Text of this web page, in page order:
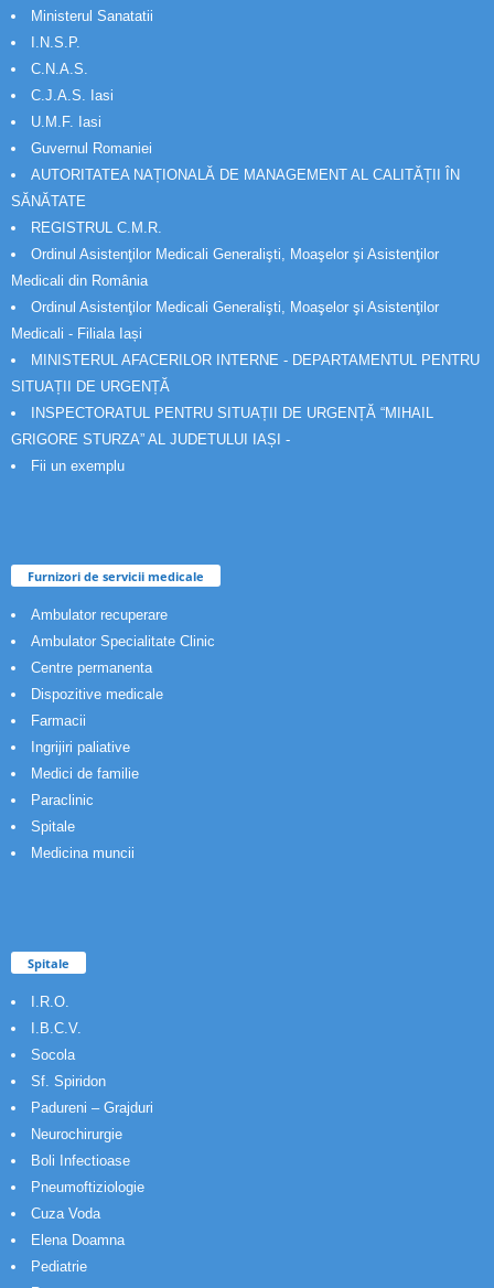
Ministerul Sanatatii
I.N.S.P.
C.N.A.S.
C.J.A.S. Iasi
U.M.F. Iasi
Guvernul Romaniei
AUTORITATEA NAȚIONALĂ DE MANAGEMENT AL CALITĂȚII ÎN
SĂNĂTATE
REGISTRUL C.M.R.
Ordinul Asistenţilor Medicali Generalişti, Moaşelor şi Asistenţilor
Medicali din România
Ordinul Asistenţilor Medicali Generalişti, Moaşelor şi Asistenţilor
Medicali - Filiala Iași
MINISTERUL AFACERILOR INTERNE - DEPARTAMENTUL PENTRU
SITUAȚII DE URGENȚĂ
INSPECTORATUL PENTRU SITUAȚII DE URGENȚĂ “MIHAIL
GRIGORE STURZA” AL JUDETULUI IAȘI -
Fii un exemplu
Furnizori de servicii medicale
Ambulator recuperare
Ambulator Specialitate Clinic
Centre permanenta
Dispozitive medicale
Farmacii
Ingrijiri paliative
Medici de familie
Paraclinic
Spitale
Medicina muncii
Spitale
I.R.O.
I.B.C.V.
Socola
Sf. Spiridon
Padureni – Grajduri
Neurochirurgie
Boli Infectioase
Pneumoftiziologie
Cuza Voda
Elena Doamna
Pediatrie